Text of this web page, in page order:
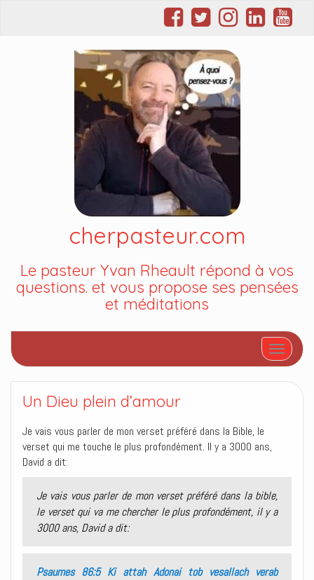
cherpasteur.com
Le pasteur Yvan Rheault répond à vos
questions. et vous propose ses pensées
et méditations
Afficher/
Un Dieu plein d’amour
Je vais vous parler de mon verset préféré dans la Bible, le
verset qui me touche le plus profondément. Il y a 3000 ans,
David a dit:
Je vais vous parler de mon verset préféré dans la bible,
le verset qui va me chercher le plus profondément, il y a
3000 ans, David a dit:
Psaumes 86:5 Ki attah Adonai tob vesallach verab